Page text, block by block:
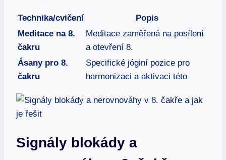
Technika/cvičení
Popis
Meditace⁢ na 8.
čakru
Meditace zaměřená na posílení⁢
a otevření⁣ 8.
Ásany pro 8.
čakru
Specifické jóginí pozice pro​
harmonizaci a aktivaci této
Signály blokády a